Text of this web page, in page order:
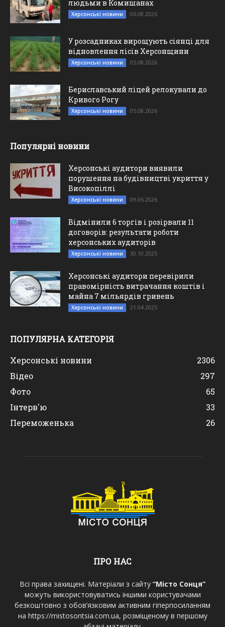
людьми в Комишанах
Херсонські новини 06.08.2026
У розсадниках вирощують сіянці для
відновлення лісів Херсонщини
Херсонські новини 05.08.2026
Бериславський ліцей релокували до
Кривого Рогу
Херсонські новини 05.08.2026
Популярні новини
Херсонські аудитори виявили
порушення на будівництві укриття у
Високопіллі
Херсонські новини 09.06.2026
Відмінили 6 торгів і розірвали 11
договорів: результати роботи
херсонських аудиторів
Херсонські новини 30.10.2025
Херсонські аудитори перевірили
правомірність витрачання коштів і
майна 7 мільярдів гривень
Херсонські новини 21.04.2025
ПОПУЛЯРНА КАТЕГОРІЯ
Херсонські новини
2306
Відео
297
Фото
65
Інтерв'ю
33
Переможенька
26
ПРО НАС
Всі права захищені. Матеріали з сайту “Місто Сонця”
можуть використовуватись іншими користувачами
безкоштовно з обов’язковим активним гіперпосиланням
на https://mistosontsia.com.ua, розміщеному в першому